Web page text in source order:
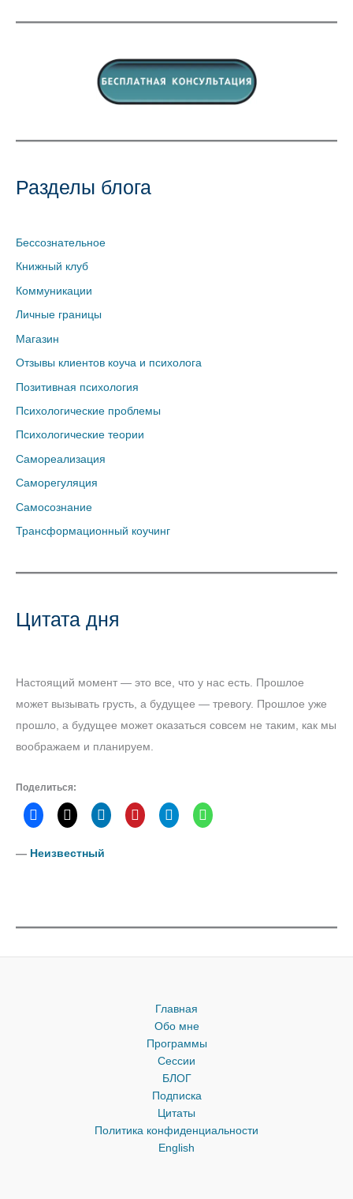
Разделы блога
Бессознательное
Книжный клуб
Коммуникации
Личные границы
Магазин
Отзывы клиентов коуча и психолога
Позитивная психология
Психологические проблемы
Психологические теории
Самореализация
Саморегуляция
Самосознание
Трансформационный коучинг
Цитата дня
Настоящий момент — это все, что у нас есть. Прошлое
может вызывать грусть, а будущее — тревогу. Прошлое уже
прошло, а будущее может оказаться совсем не таким, как мы
воображаем и планируем.
Поделиться:
― Неизвестный
Главная
Обо мне
Программы
Сессии
БЛОГ
Подписка
Цитаты
Политика конфиденциальности
English